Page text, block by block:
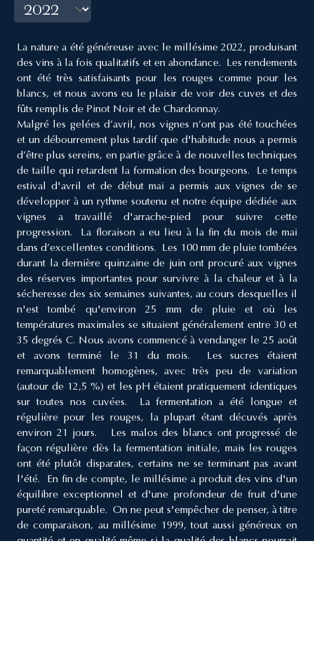
La nature a été généreuse avec le millésime 2022, produisant
des vins à la fois qualitatifs et en abondance. Les rendements
ont été très satisfaisants pour les rouges comme pour les
blancs, et nous avons eu le plaisir de voir des cuves et des
fûts remplis de Pinot Noir et de Chardonnay.
Malgré les gelées d’avril, nos vignes n’ont pas été touchées
et un débourrement plus tardif que d'habitude nous a permis
d’être plus sereins, en partie grâce à de nouvelles techniques
de taille qui retardent la formation des bourgeons. Le temps
estival d'avril et de début mai a permis aux vignes de se
développer à un rythme soutenu et notre équipe dédiée aux
vignes a travaillé d'arrache-pied pour suivre cette
progression. La floraison a eu lieu à la fin du mois de mai
dans d’excellentes conditions. Les 100 mm de pluie tombées
durant la dernière quinzaine de juin ont procuré aux vignes
des réserves importantes pour survivre à la chaleur et à la
sécheresse des six semaines suivantes, au cours desquelles il
n'est tombé qu'environ 25 mm de pluie et où les
températures maximales se situaient généralement entre 30 et
35 degrés C. Nous avons commencé à vendanger le 25 août
et avons terminé le 31 du mois. Les sucres étaient
remarquablement homogènes, avec très peu de variation
(autour de 12,5 %) et les pH étaient pratiquement identiques
sur toutes nos cuvées. La fermentation a été longue et
régulière pour les rouges, la plupart étant décuvés après
environ 21 jours. Les malos des blancs ont progressé de
façon régulière dès la fermentation initiale, mais les rouges
ont été plutôt disparates, certains ne se terminant pas avant
l'été. En fin de compte, le millésime a produit des vins d'un
équilibre exceptionnel et d'une profondeur de fruit d'une
pureté remarquable. On ne peut s'empêcher de penser, à titre
de comparaison, au millésime 1999, tout aussi généreux en
quantité et en qualité même si la qualité des blancs pourrait